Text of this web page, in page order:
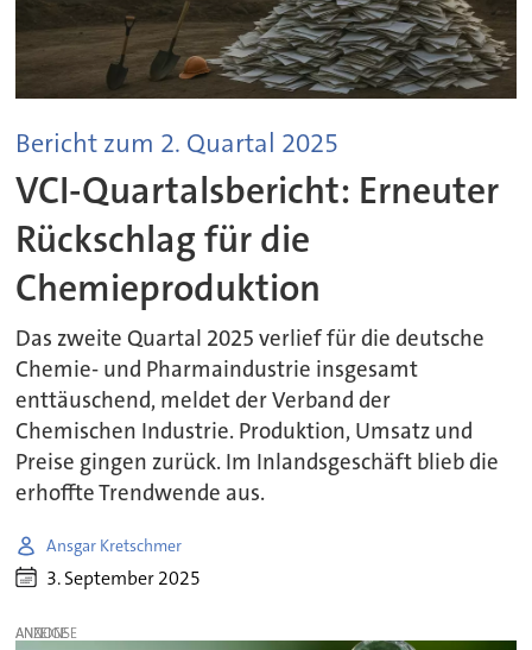
Bericht zum 2. Quartal 2025
VCI-Quartalsbericht: Erneuter
Rückschlag für die
Chemieproduktion
Das zweite Quartal 2025 verlief für die deutsche
Chemie- und Pharmaindustrie insgesamt
enttäuschend, meldet der Verband der
Chemischen Industrie. Produktion, Umsatz und
Preise gingen zurück. Im Inlandsgeschäft blieb die
erhoffte Trendwende aus.
Ansgar Kretschmer
3. September 2025
ANZEIGE